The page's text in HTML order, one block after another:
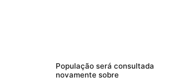
População será consultada
novamente sobre